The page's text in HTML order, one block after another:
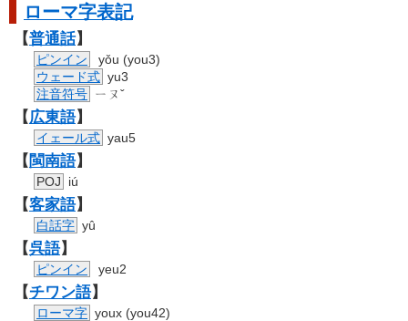
ローマ字表記
【普通話】
ピンイン
yǒu (you3)
ウェード式 yu3
注音符号 ㄧㄡˇ
【広東語】
イェール式 yau5
【 閩南語】
POJ iú
【客家語】
白話字 yû
【呉語】
ピンイン yeu2
【チワン語】
ローマ字 youx (you42)